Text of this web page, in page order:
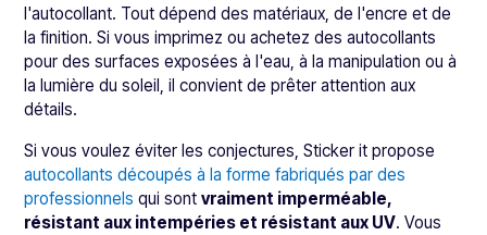
l'autocollant. Tout dépend des matériaux, de l'encre et de
la finition. Si vous imprimez ou achetez des autocollants
pour des surfaces exposées à l'eau, à la manipulation ou à
la lumière du soleil, il convient de prêter attention aux
détails.
Si vous voulez éviter les conjectures, Sticker it propose
autocollants découpés à la forme fabriqués par des
professionnels qui sontvraiment imperméable,
résistant aux intempéries et résistant aux UV. Vous